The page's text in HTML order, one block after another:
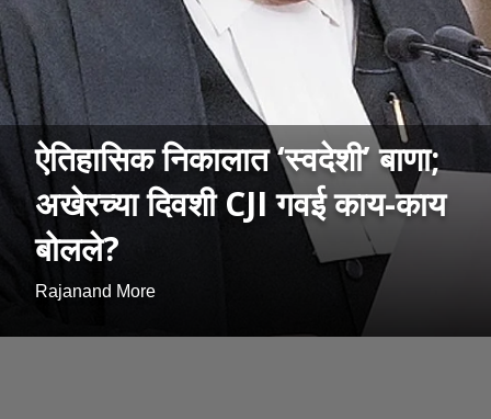
ऐतिहासिक निकालात ‘स्वदेशी’ बाणा;
अखेरच्या दिवशी CJI गवई काय-काय
बोलले?
Rajanand More